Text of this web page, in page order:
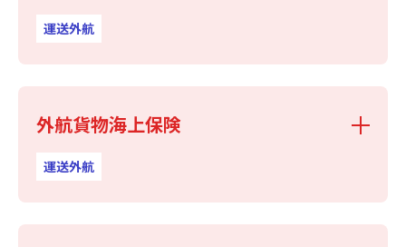
運送外航
外航貨物海上保険
運送外航